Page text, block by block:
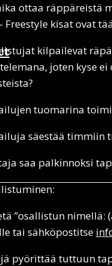
ottaa räppäreistä
Freestyle kisat ovat
kilpailevat
joten kyse
tuomarina
säestää timmiin
saa palkinnoksi
”osallistun nimellä:
tai sähköpostitse
pyörittää tuttuun